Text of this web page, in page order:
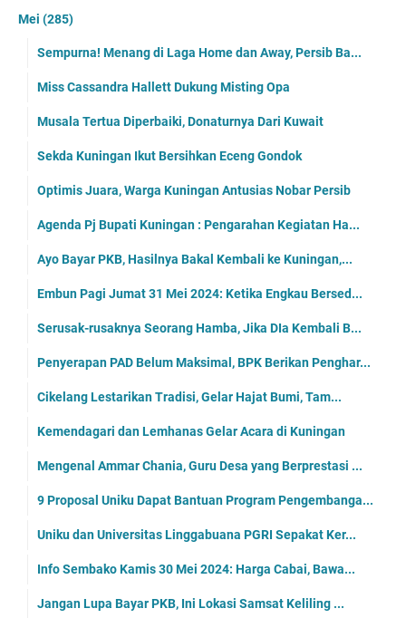
Mei (285)
Sempurna! Menang di Laga Home dan Away, Persib Ba...
Miss Cassandra Hallett Dukung Misting Opa
Musala Tertua Diperbaiki, Donaturnya Dari Kuwait
Sekda Kuningan Ikut Bersihkan Eceng Gondok
Optimis Juara, Warga Kuningan Antusias Nobar Persib
Agenda Pj Bupati Kuningan : Pengarahan Kegiatan Ha...
Ayo Bayar PKB, Hasilnya Bakal Kembali ke Kuningan,...
Embun Pagi Jumat 31 Mei 2024: Ketika Engkau Bersed...
Serusak-rusaknya Seorang Hamba, Jika DIa Kembali B...
Penyerapan PAD Belum Maksimal, BPK Berikan Penghar...
Cikelang Lestarikan Tradisi, Gelar Hajat Bumi, Tam...
Kemendagari dan Lemhanas Gelar Acara di Kuningan
Mengenal Ammar Chania, Guru Desa yang Berprestasi ...
9 Proposal Uniku Dapat Bantuan Program Pengembanga...
Uniku dan Universitas Linggabuana PGRI Sepakat Ker...
Info Sembako Kamis 30 Mei 2024: Harga Cabai, Bawa...
Jangan Lupa Bayar PKB, Ini Lokasi Samsat Keliling ...